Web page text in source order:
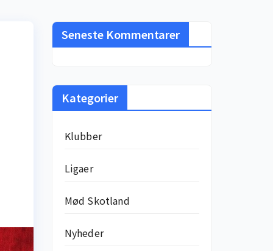
Seneste Kommentarer
Kategorier
Klubber
Ligaer
Mød Skotland
Nyheder